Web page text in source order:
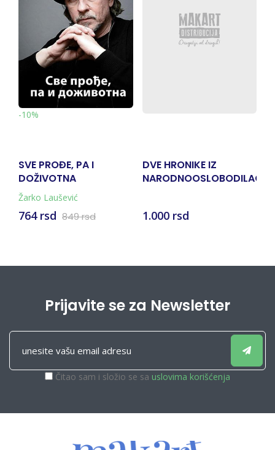
DVE HRONIKE IZ
NARODNOOSLOBODILACKE
BORBE
1.000 rsd
PETAR VELIKI KNJIGA
DRUGA
735 rsd
Prijavite se za Newsletter
Čitao sam i složio se sa uslovima korišćenja